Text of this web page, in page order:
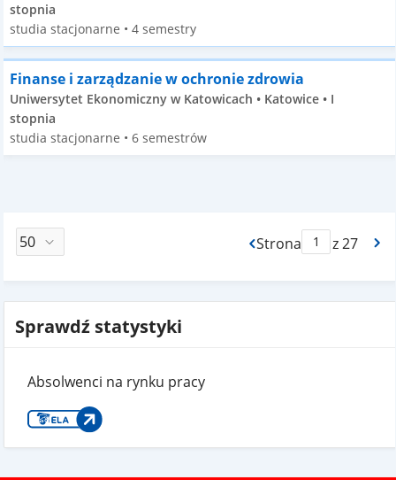
stopnia
studia stacjonarne • 4 semestry
Finanse i zarządzanie w ochronie zdrowia
Uniwersytet Ekonomiczny w Katowicach • Katowice • I
stopnia
studia stacjonarne • 6 semestrów
Strona
Max Stronaz 27
Sprawdź statystyki
Absolwenci na rynku pracy